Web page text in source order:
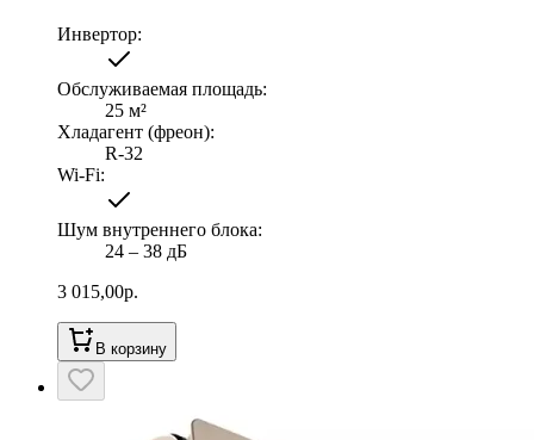
Инвертор:
Обслуживаемая площадь:
25 м²
Хладагент (фреон):
R-32
Wi-Fi:
Шум внутреннего блока:
24 ‒ 38 дБ
3 015,00р.
В корзину